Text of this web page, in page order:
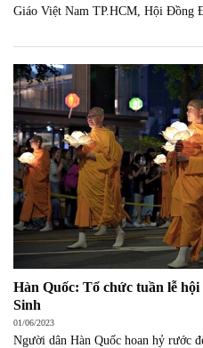
Giáo Việt Nam TP.HCM, Hội Đồng
Hàn Quốc: Tổ chức tuần lễ
Sinh
01/06/2023
Người dân Hàn Quốc hoan hỷ rước